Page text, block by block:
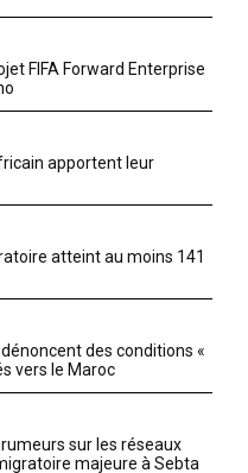
FIFA Forward Enterprise
apportent leur
atteint au moins 141
des conditions «
vers le Maroc
sur les réseaux
majeure à Sebta